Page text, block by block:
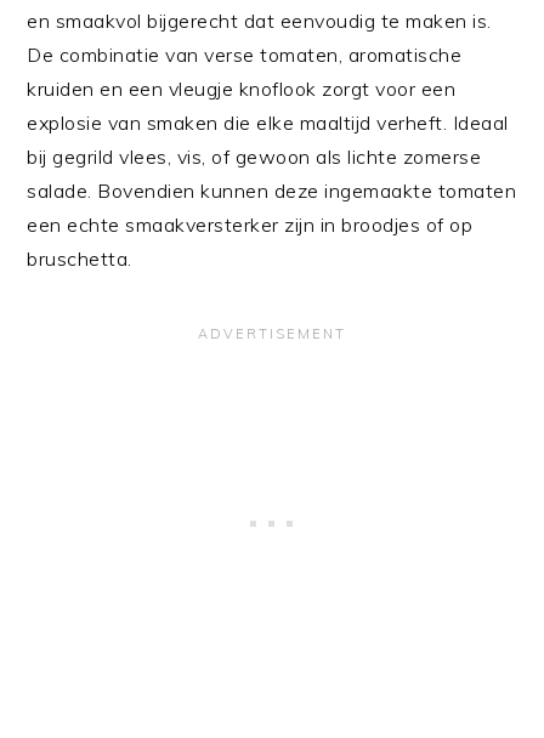
en smaakvol bijgerecht dat eenvoudig te maken is.
De combinatie van verse tomaten, aromatische
kruiden en een vleugje knoflook zorgt voor een
explosie van smaken die elke maaltijd verheft. Ideaal
bij gegrild vlees, vis, of gewoon als lichte zomerse
salade. Bovendien kunnen deze ingemaakte tomaten
een echte smaakversterker zijn in broodjes of op
bruschetta.